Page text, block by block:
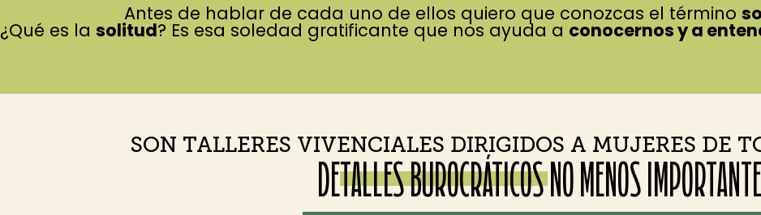
Antes de hablar de cada uno de ellos quiero que conozcas el término
¿Qué es la solitud? Es esa soledad gratificante que nos ayuda a conocernos y a
SON TALLERES VIVENCIALES DIRIGIDOS A MUJERES DE
DETALLES BUROCRÁTICOS NO MENOS